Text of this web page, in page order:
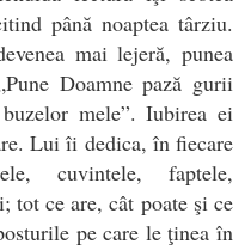
până noaptea târziu.
mai lejeră, punea
Doamne pază gurii
mele”. Iubirea ei
Lui îi dedica, în fiecare
cuvintele, faptele,
tot ce are, cât poate şi ce
pe care le ţinea în